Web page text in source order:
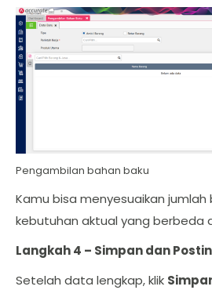
Pengambilan bahan baku
Kamu bisa menyesuaikan jumlah
kebutuhan aktual yang berbeda
Langkah 4 – Simpan dan
Setelah data lengkap, klik